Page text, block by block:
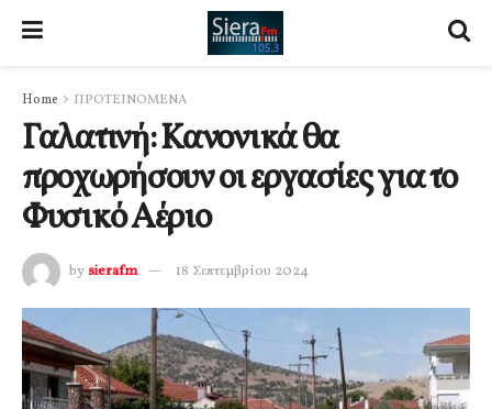
Home ΠΡΟΤΕΙΝΟΜΕΝΑ
Γαλατινή: Κανονικά θα
προχωρήσουν οι εργασίες για το
Φυσικό Αέριο
by sierafm 18 Σεπτεμβρίου 2024